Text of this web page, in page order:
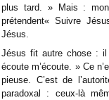
plus tard. » Mais :
prétendent« Suivre
Jésus.
Jésus fit autre chose :
écoute m’écoute. » Ce
pieuse. C’est de
paradoxal : ceux-là